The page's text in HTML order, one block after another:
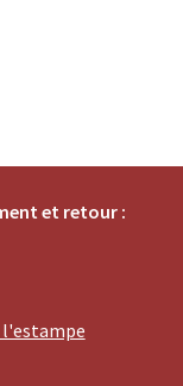
et retour :
l'estampe